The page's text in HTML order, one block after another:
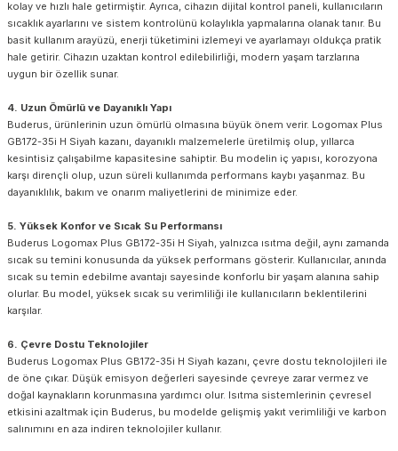
kolay ve hızlı hale getirmiştir. Ayrıca, cihazın dijital kontrol paneli, kullanıcıların
sıcaklık ayarlarını ve sistem kontrolünü kolaylıkla yapmalarına olanak tanır. Bu
basit kullanım arayüzü, enerji tüketimini izlemeyi ve ayarlamayı oldukça pratik
hale getirir. Cihazın uzaktan kontrol edilebilirliği, modern yaşam tarzlarına
uygun bir özellik sunar.
4. Uzun Ömürlü ve Dayanıklı Yapı
Buderus, ürünlerinin uzun ömürlü olmasına büyük önem verir. Logomax Plus
GB172-35i H Siyah kazanı, dayanıklı malzemelerle üretilmiş olup, yıllarca
kesintisiz çalışabilme kapasitesine sahiptir. Bu modelin iç yapısı, korozyona
karşı dirençli olup, uzun süreli kullanımda performans kaybı yaşanmaz. Bu
dayanıklılık, bakım ve onarım maliyetlerini de minimize eder.
5. Yüksek Konfor ve Sıcak Su Performansı
Buderus Logomax Plus GB172-35i H Siyah, yalnızca ısıtma değil, aynı zamanda
sıcak su temini konusunda da yüksek performans gösterir. Kullanıcılar, anında
sıcak su temin edebilme avantajı sayesinde konforlu bir yaşam alanına sahip
olurlar. Bu model, yüksek sıcak su verimliliği ile kullanıcıların beklentilerini
karşılar.
6. Çevre Dostu Teknolojiler
Buderus Logomax Plus GB172-35i H Siyah kazanı, çevre dostu teknolojileri ile
de öne çıkar. Düşük emisyon değerleri sayesinde çevreye zarar vermez ve
doğal kaynakların korunmasına yardımcı olur. Isıtma sistemlerinin çevresel
etkisini azaltmak için Buderus, bu modelde gelişmiş yakıt verimliliği ve karbon
salınımını en aza indiren teknolojiler kullanır.